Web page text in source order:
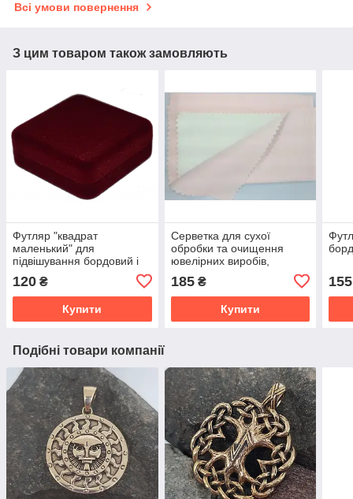
Всі умови повернення
З цим товаром також замовляють
Футляр "квадрат
маленький" для
підвішування бордовий і
120 ₴
Купити
Серветка для сухої
обробки та очищення
ювелірних виробів,
185₴
Купити
155
Подібні товари компанії